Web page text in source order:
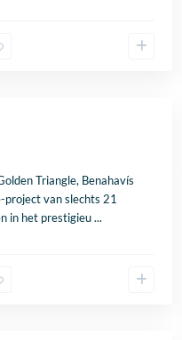
Triangle, Benahavís
project van slechts 21
in het prestigieu...